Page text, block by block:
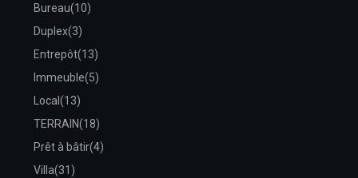
Bureau(10)
Duplex(3)
Entrepôt(13)
Immeuble(5)
Local(13)
TERRAIN(18)
Prêt à bâtir(4)
Villa(31)